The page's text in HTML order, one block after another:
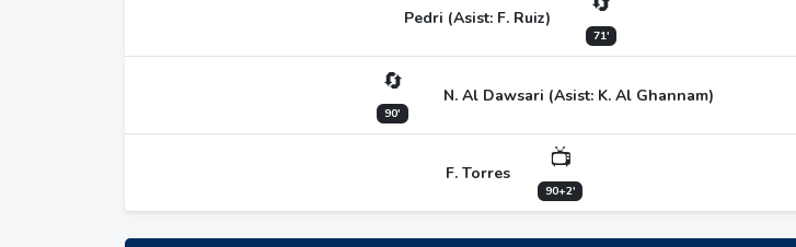
Pedri (Asist: F. Ruiz)
71'
🔄
90'
N. Al Dawsari (Asist: K. Al Ghannam)
F. Torres 📺
90+2'